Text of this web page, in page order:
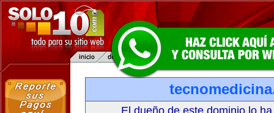
El dueño de este dominio lo